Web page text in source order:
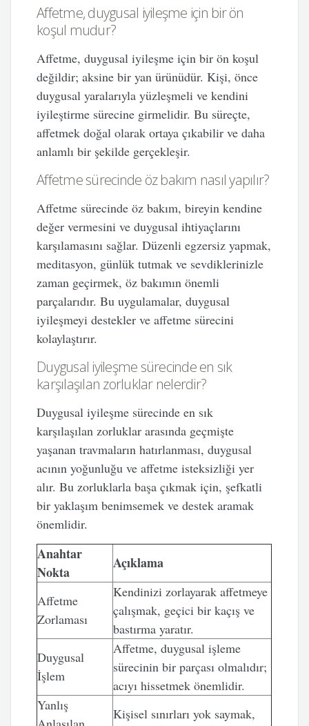
Affetme, duygusal iyileşme için bir ön
koşul mudur?
Affetme, duygusal iyileşme için bir ön koşul
değildir; aksine bir yan ürünüdür. Kişi, önce
duygusal yaralarıyla yüzleşmeli ve kendini
iyileştirme sürecine girmelidir. Bu süreçte,
affetmek doğal olarak ortaya çıkabilir ve daha
anlamlı bir şekilde gerçekleşir.
Affetme sürecinde öz bakım nasıl yapılır?
Affetme sürecinde öz bakım, bireyin kendine
değer vermesini ve duygusal ihtiyaçlarını
karşılamasını sağlar. Düzenli egzersiz yapmak,
meditasyon, günlük tutmak ve sevdiklerinizle
zaman geçirmek, öz bakımın önemli
parçalarıdır. Bu uygulamalar, duygusal
iyileşmeyi destekler ve affetme sürecini
kolaylaştırır.
Duygusal iyileşme sürecinde en sık
karşılaşılan zorluklar nelerdir?
Duygusal iyileşme sürecinde en sık
karşılaşılan zorluklar arasında geçmişte
yaşanan travmaların hatırlanması, duygusal
acının yoğunluğu ve affetme isteksizliği yer
alır. Bu zorluklarla başa çıkmak için, şefkatli
bir yaklaşım benimsemek ve destek aramak
önemlidir.
Anahtar
Nokta
Açıklama
Affetme
Zorlaması
Kendinizi zorlayarak affetmeye
çalışmak, geçici bir kaçış ve
bastırma yaratır.
Duygusal
İşlem
Affetme, duygusal işleme
sürecinin bir parçası olmalıdır;
acıyı hissetmek önemlidir.
Yanlış
Kişisel sınırları yok saymak,